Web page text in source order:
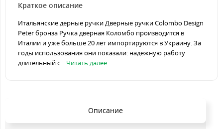
Краткое описание
Итальянские дерные ручки Дверные ручки Colombo Design
Peter бронза Ручка дверная Коломбо производится в
Италии и уже больше 20 лет импортируются в Украину. За
годы использования они показали: надежную работу
длительный с... Читать далее...
Описание